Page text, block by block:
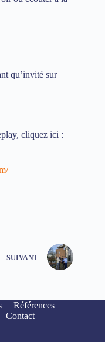
qu’invité sur
cliquez ici :
SUIVANT
Références
Contact